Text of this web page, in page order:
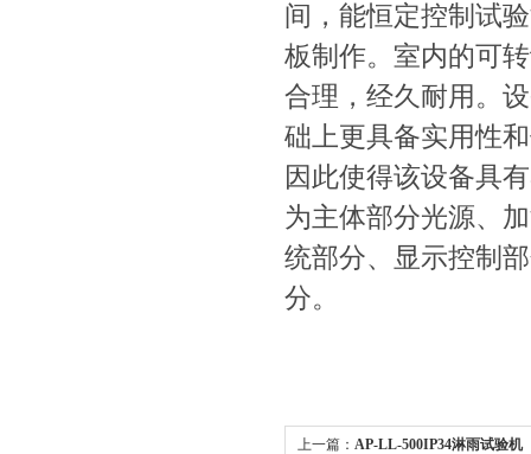
间，能恒定控制试
板制作。室内的可
合理，经久耐用。
础上更具备实用性
因此使得该设备具
为主体部分光源、
统部分、显示控制
分。
上一篇： AP-LL-500IP34淋雨试验机